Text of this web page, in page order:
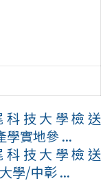
科技大學檢送
學實地參 ...
科技大學檢送
學/中彰 ...